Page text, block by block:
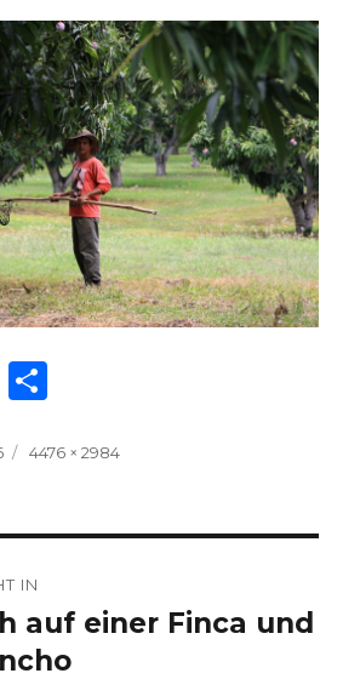
E
ai le
Volle
4476 × 2984
IN
auf einer Finca und